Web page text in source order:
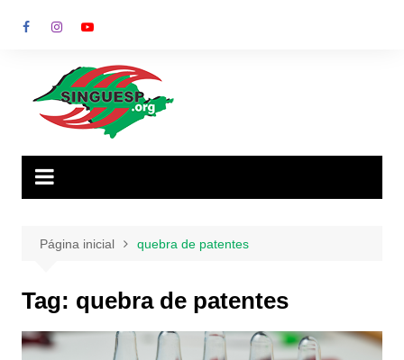
para
Página inicial quebra de patentes
Tag: quebra de patentes